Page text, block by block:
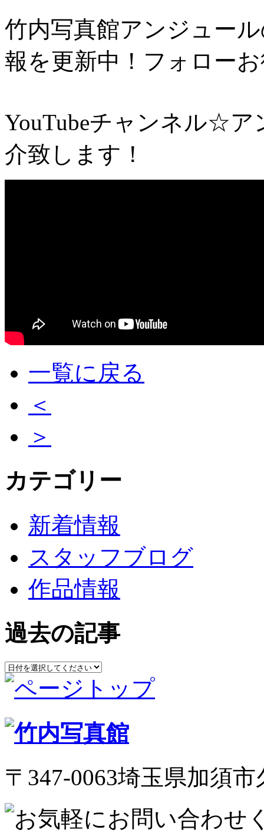
竹内写真館アンジュー
報を更新中！フォロー
YouTubeチャンネル☆
介致します！
一覧に戻る
＜
＞
カテゴリー
新着情報
スタッフブログ
作品情報
過去の記事
〒347-0063埼玉県加須市